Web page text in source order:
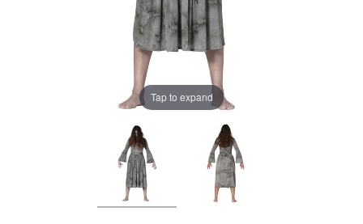
Tap to expand